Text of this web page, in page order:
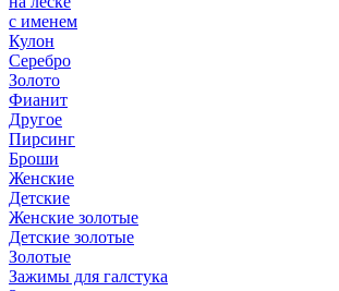
с именем
Кулон
Серебро
Золото
Фианит
Другое
Пирсинг
Броши
Женские
Детские
Женские золотые
Детские золотые
Золотые
Зажимы для галстука